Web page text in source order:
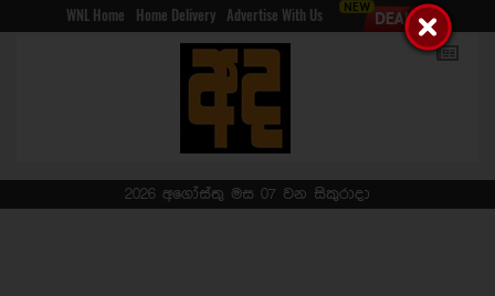
WNL Home Home Delivery Advertise With Us
2026 අගෝස්තු මස 07 වන සිකුරාදා